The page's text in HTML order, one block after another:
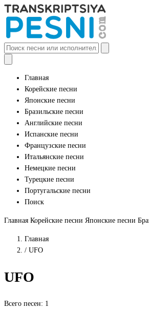
Главная
Корейские песни
Японские песни
Бразильские песни
Английские песни
Испанские песни
Французские песни
Итальянские песни
Немецкие песни
Турецкие песни
Португальские песни
Поиск
Главная Корейские песни Японские песни
Главная
/ UFO
UFO
Всего песен: 1